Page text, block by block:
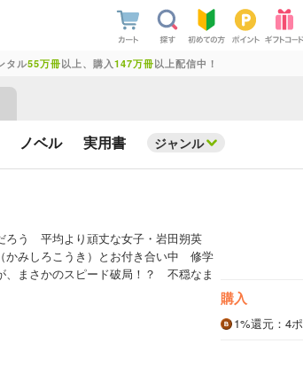
タル55万冊以上、購入 147万冊以上配信中！
ノベル 実用書 ジャンル
ろう 平均より頑丈な女子・岩田朔英
かみしろこうき）とお付き合い中 修学
、まさかのスピード破局！？ 不穏なま
購入
1%還元 ：4